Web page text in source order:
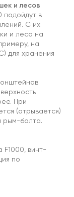
и лесов
подойдут в
С их
и леса на
на
для хранения
При
(отрывается)
рым-болта.
винт-
по